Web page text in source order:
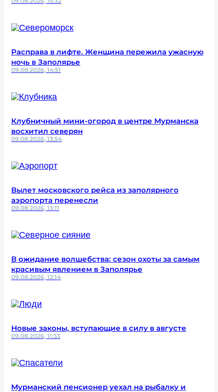
Расправа в лифте. Женщина пережила ужасную
ночь в Заполярье
09.08.2026, 14:51
Клубничный мини-огород в центре Мурманска
восхитил северян
09.08.2026, 13:54
Вылет московского рейса из заполярного
аэропорта перенесли
09.08.2026, 13:11
В ожидание волшебства: сезон охоты за самым
красивым явлением в Заполярье
09.08.2026, 12:14
Новые законы, вступающие в силу в августе
09.08.2026, 11:33
Мурманский пенсионер уехал на рыбалку и